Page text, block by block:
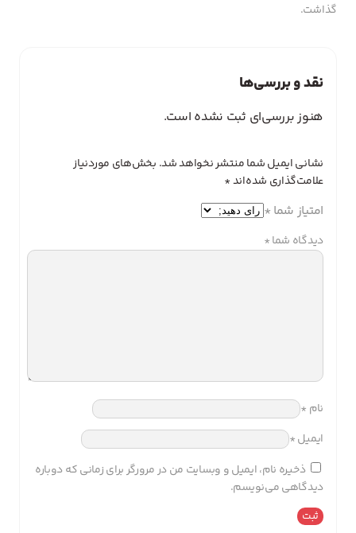
گذاشت.
نقد و بررسی‌ها
هنوز بررسی‌ای ثبت نشده است.
نشانی ایمیل شما منتشر نخواهد شد. بخش‌های موردنیاز
علامت‌گذاری شده‌اند*
امتیاز شما *
دیدگاه شما*
نام *
ایمیل*
ذخیره نام، ایمیل و وبسایت من در مرورگر برای زمانی که دوباره
دیدگاهی می‌نویسم.